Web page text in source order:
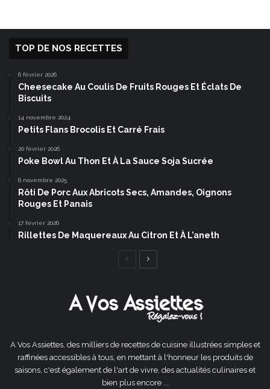
TOP DE NOS RECETTES
6 février 2026
Cheesecake Au Coulis De Fruits Rouges Et Éclats De
Biscuits
14 novembre 2024
Petits Flans Brocolis Et Carré Frais
20 février 2026
Poke Bowl Au Thon Et À La Sauce Soja Sucrée
6 novembre 2025
Rôti De Porc Aux Abricots Secs, Amandes, Oignons
Rouges Et Panais
17 février 2026
Rillettes De Maquereaux Au Citron Et À L’aneth
Page
A Vos Assiettes, des milliers de recettes de cuisine illustrées simples et
raffinées accessibles à tous, en mettant à l'honneur les produits de
saisons, c'est également de l'art de vivre, des actualités culinaires et
bien plus encore ...